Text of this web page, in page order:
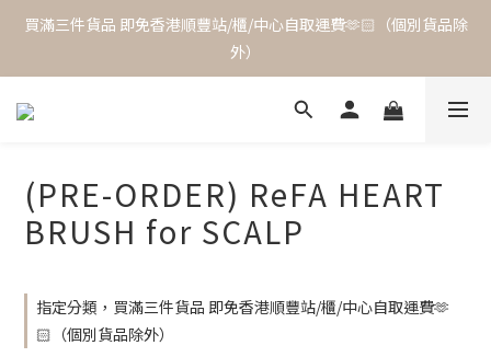
買滿三件貨品 即免香港順豐站/櫃/中心自取運費🫶🏻（個別貨品除
外）
(PRE-ORDER) ReFA HEART
BRUSH for SCALP
指定分類，買滿三件貨品 即免香港順豐站/櫃/中心自取運費🫶
🏻（個別貨品除外）